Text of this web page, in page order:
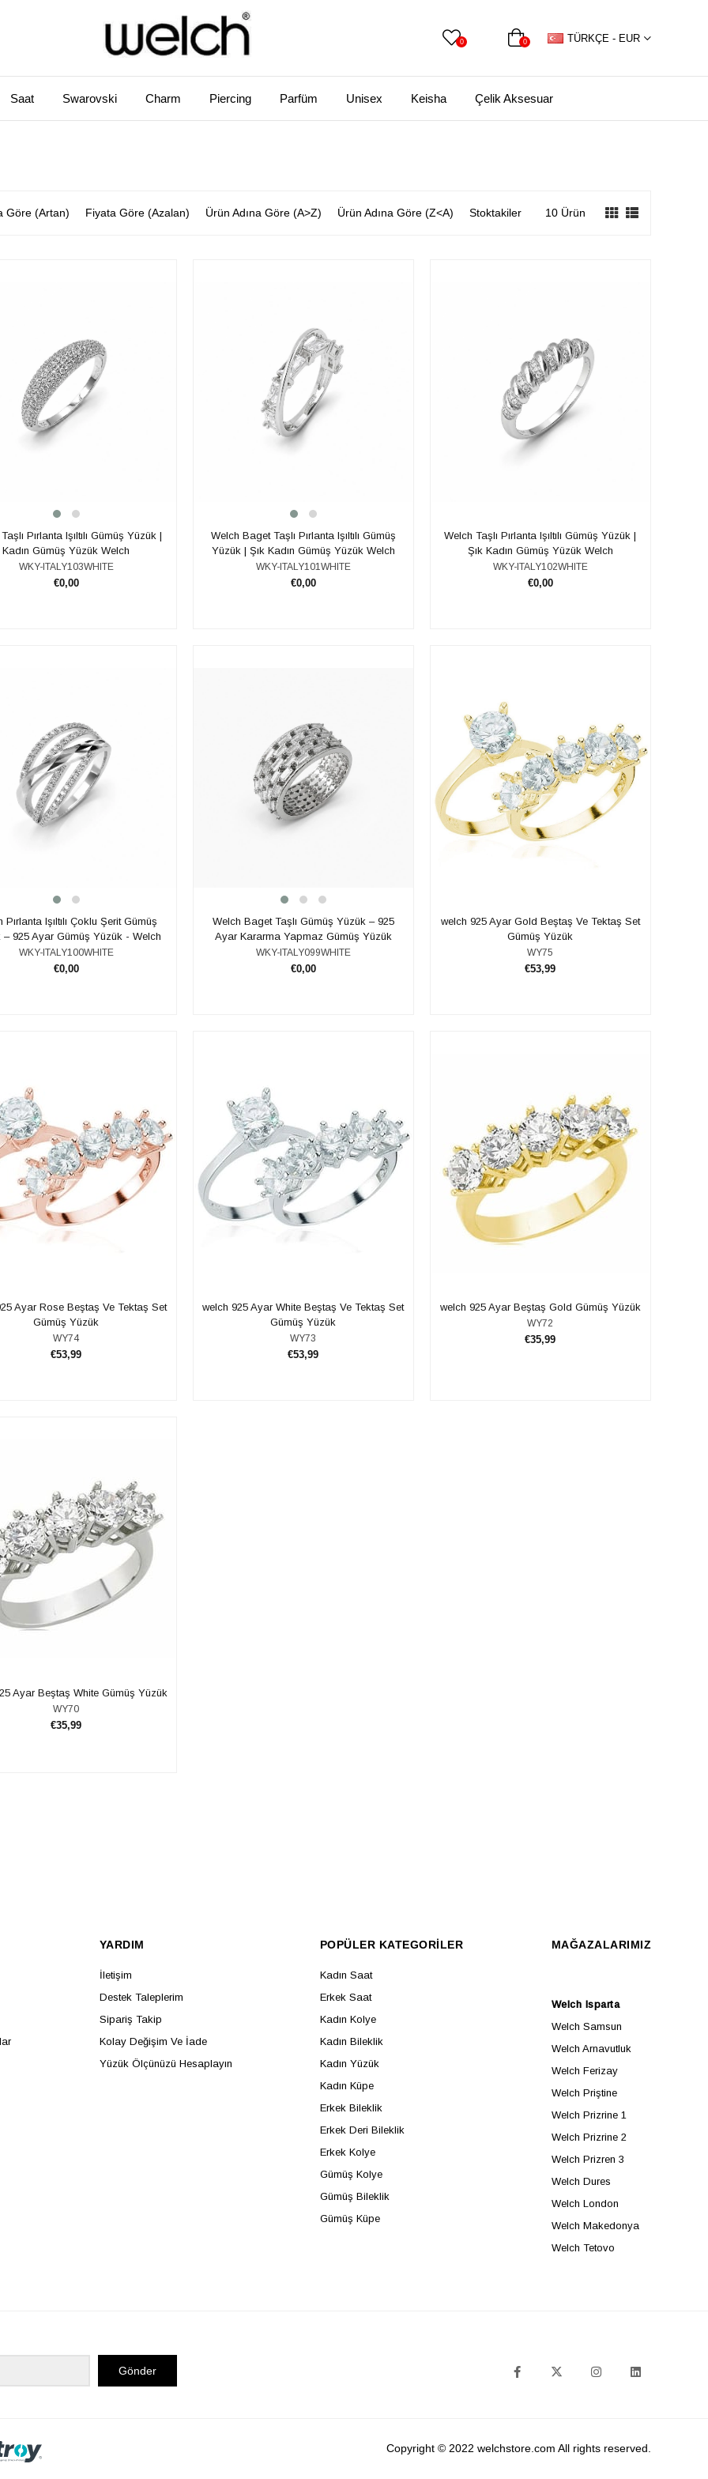
0 0 TÜRKÇE - EUR
Saat Swarovski Charm Piercing Parfüm Unisex Keisha Çelik Aksesuar
Göre (Artan) Fiyata Göre (Azalan) Ürün Adına Göre (A>Z) Ürün Adına Göre (Z<A) Stoktakiler 10 Ürün
Pırlanta Işıltılı Gümüş Yüzük |
Kadın Gümüş Yüzük Welch
WKY-ITALY103WHITE
€0,00
Welch Baget Taşlı Pırlanta Işıltılı Gümüş
Yüzük | Şık Kadın Gümüş Yüzük Welch
WKY-ITALY101WHITE
€0,00
Welch Taşlı Pırlanta Işıltılı Gümüş Yüzük |
Şık Kadın Gümüş Yüzük Welch
WKY-ITALY102WHITE
€0,00
Pırlanta Işıltılı Çoklu Şerit Gümüş
– 925 Ayar Gümüş Yüzük - Welch
WKY-ITALY100WHITE
€0,00
Welch Baget Taşlı Gümüş Yüzük – 925
Ayar Kararma Yapmaz Gümüş Yüzük
WKY-ITALY099WHITE
€0,00
welch 925 Ayar Gold Beştaş Ve Tektaş Set
Gümüş Yüzük
WY75
€53,99
Ayar Rose Beştaş Ve Tektaş Set
Gümüş Yüzük
WY74
€53,99
welch 925 Ayar White Beştaş Ve Tektaş Set
Gümüş Yüzük
WY73
€53,99
welch 925 Ayar Beştaş Gold Gümüş Yüzük
WY72
€35,99
Ayar Beştaş White Gümüş Yüzük
WY70
€35,99
YARDIM
İletişim
Destek Taleplerim
Sipariş Takip
Kolay Değişim Ve İade
Yüzük Ölçünüzü Hesaplayın
POPÜLER KATEGORİLER
Kadın Saat
Erkek Saat
Kadın Kolye
Kadın Bileklik
Kadın Yüzük
Kadın Küpe
Erkek Bileklik
Erkek Deri Bileklik
Erkek Kolye
Gümüş Kolye
Gümüş Bileklik
Gümüş Küpe
MAĞAZALARIMIZ
Welch Isparta
Welch Samsun
Welch Arnavutluk
Welch Ferizay
Welch Priştine
Welch Prizrine 1
Welch Prizrine 2
Welch Prizren 3
Welch Dures
Welch London
Welch Makedonya
Welch Tetovo
Gönder
Copyright © 2022 welchstore.com All rights reserved.